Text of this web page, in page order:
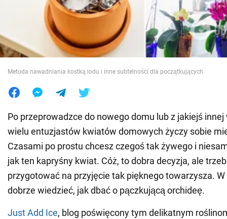
Wojna na Ukrainie
Świat
Jedzenie
Metoda nawadniania kostką lodu i inne subtelności dla początkujących
Po przeprowadzce do nowego domu lub z jakiejś
wielu entuzjastów kwiatów domowych życzy sobie
Czasami po prostu chcesz czegoś tak żywego i
jak ten kapryśny kwiat. Cóż, to dobra decyzja, ale
przygotować na przyjęcie tak pięknego towarzysza.
dobrze wiedzieć, jak dbać o pączkującą orchideę.
Just Add Ice, blog poświęcony tym delikatnym